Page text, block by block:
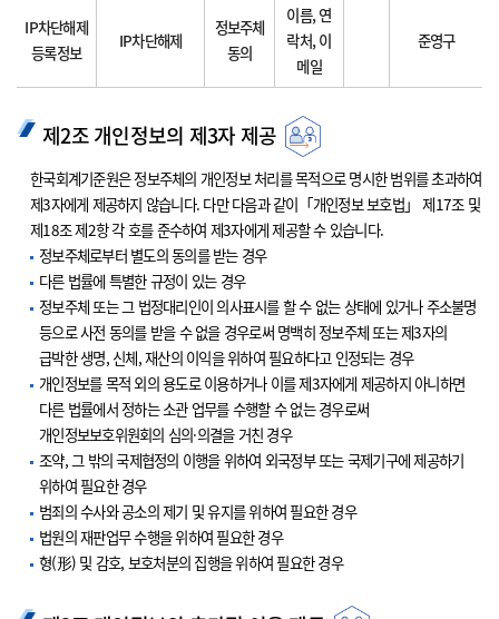
IP차단해제
등록정보
IP차단해제
정보주체
동의
이름, 연
락처, 이
메일
준영구
제2조 개인정보의 제3자 제공
한국회계기준원은 정보주체의 개인정보 처리를 목적으로 명시한 범위를 초과하여
제3자에게 제공하지 않습니다. 다만 다음과 같이「개인정보 보호법」 제17조 및
제18조 제2항 각 호를 준수하여 제3자에게 제공할 수 있습니다.
정보주체로부터 별도의 동의를 받는 경우
다른 법률에 특별한 규정이 있는 경우
정보주체 또는 그 법정대리인이 의사표시를 할 수 없는 상태에 있거나 주소불명
등으로 사전 동의를 받을 수 없을 경우로써 명백히 정보주체 또는 제3자의
급박한 생명, 신체, 재산의 이익을 위하여 필요하다고 인정되는 경우
개인정보를 목적 외의 용도로 이용하거나 이를 제3자에게 제공하지 아니하면
다른 법률에서 정하는 소관 업무를 수행할 수 없는 경우로써
개인정보보호위원회의 심의·의결을 거친 경우
조약, 그 밖의 국제협정의 이행을 위하여 외국정부 또는 국제기구에 제공하기
위하여 필요한 경우
범죄의 수사와 공소의 제기 및 유지를 위하여 필요한 경우
법원의 재판업무 수행을 위하여 필요한 경우
형(形) 및 감호, 보호처분의 집행을 위하여 필요한 경우